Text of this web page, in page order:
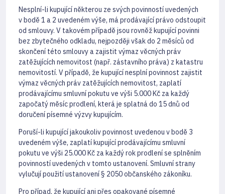
Nesplní-li kupující některou ze svých povinností uvedených
v bodě 1 a 2 uvedeném výše, má prodávající právo odstoupit
od smlouvy. V takovém případě jsou rovněž kupující povinni
bez zbytečného odkladu, nejpozději však do 2 měsíců od
skončení této smlouvy a zajistit výmaz věcných práv
zatěžujících nemovitost (např. zástavního práva) z katastru
nemovitostí. V případě, že kupující nesplní povinnost zajistit
výmaz věcných práv zatěžujících nemovitost, zaplatí
prodávajícímu smluvní pokutu ve výši 5.000 Kč za každý
započatý měsíc prodlení, která je splatná do 15 dnů od
doručení písemné výzvy kupujícím.
Poruší-li kupující jakoukoliv povinnost uvedenou v bodě 3
uvedeném výše, zaplatí kupující prodávajícímu smluvní
pokutu ve výši 25.000 Kč za každý rok prodlení se splněním
povinností uvedených v tomto ustanovení. Smluvní strany
vylučují použití ustanovení § 2050 občanského zákoníku.
Pro případ, že kupující ani přes opakované písemné